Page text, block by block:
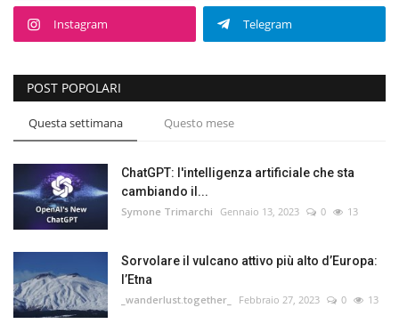
Instagram Telegram
POST POPOLARI
Questa settimana Questo mese
ChatGPT: l'intelligenza artificiale che sta
cambiando il...
Symone Trimarchi Gennaio 13, 2023 0 13
Sorvolare il vulcano attivo più alto d’Europa:
l’Etna
_wanderlust.together_ Febbraio 27, 2023 0 13